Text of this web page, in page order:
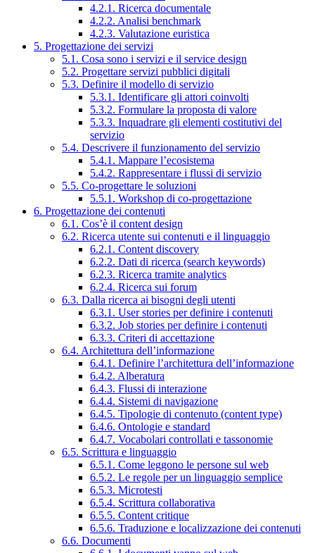
4.2.1. Ricerca documentale
4.2.2. Analisi benchmark
4.2.3. Valutazione euristica
5. Progettazione dei servizi
5.1. Cosa sono i servizi e il service design
5.2. Progettare servizi pubblici digitali
5.3. Definire il modello di servizio
5.3.1. Identificare gli attori coinvolti
5.3.2. Formulare la proposta di valore
5.3.3. Inquadrare gli elementi costitutivi del
servizio
5.4. Descrivere il funzionamento del servizio
5.4.1. Mappare l’ecosistema
5.4.2. Rappresentare i flussi di servizio
5.5. Co-progettare le soluzioni
5.5.1. Workshop di co-progettazione
6. Progettazione dei contenuti
6.1. Cos’è il content design
6.2. Ricerca utente sui contenuti e il linguaggio
6.2.1. Content discovery
6.2.2. Dati di ricerca (search keywords)
6.2.3. Ricerca tramite analytics
6.2.4. Ricerca sui forum
6.3. Dalla ricerca ai bisogni degli utenti
6.3.1. User stories per definire i contenuti
6.3.2. Job stories per definire i contenuti
6.3.3. Criteri di accettazione
6.4. Architettura dell’informazione
6.4.1. Definire l’architettura dell’informazione
6.4.2. Alberatura
6.4.3. Flussi di interazione
6.4.4. Sistemi di navigazione
6.4.5. Tipologie di contenuto (content type)
6.4.6. Ontologie e standard
6.4.7. Vocabolari controllati e tassonomie
6.5. Scrittura e linguaggio
6.5.1. Come leggono le persone sul web
6.5.2. Le regole per un linguaggio semplice
6.5.3. Microtesti
6.5.4. Scrittura collaborativa
6.5.5. Content critique
6.5.6. Traduzione e localizzazione dei contenuti
6.6. Documenti